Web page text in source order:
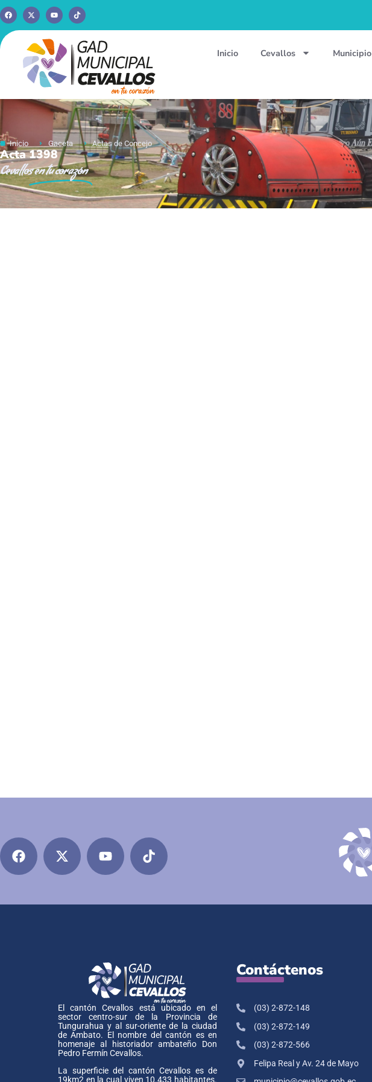
Inicio Cevallos Municipio
Inicio Gaceta Actas de Concejo
Acta 1398
Cevallosen tu corazón
El cantón Cevallos está ubicado en el
sector centro-sur de la Provincia de
Tungurahua y al sur-oriente de la ciudad
de Ambato. El nombre del cantón es en
homenaje al historiador ambateño Don
Pedro Fermín Cevallos.
La superficie del cantón Cevallos es de
Contáctenos
(03) 2-872-148
(03) 2-872-149
(03) 2-872-566
Felipa Real y Av. 24 de Mayo